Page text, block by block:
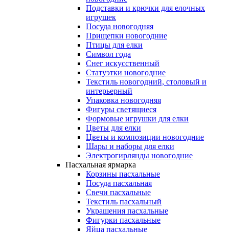
Подставки и крючки для елочных
игрушек
Посуда новогодняя
Прищепки новогодние
Птицы для елки
Символ года
Снег искусственный
Статуэтки новогодние
Текстиль новогодний, столовый и
интерьерный
Упаковка новогодняя
Фигуры светящиеся
Формовые игрушки для елки
Цветы для елки
Цветы и композиции новогодние
Шары и наборы для елки
Электрогирлянды новогодние
Пасхальная ярмарка
Корзины пасхальные
Посуда пасхальная
Свечи пасхальные
Текстиль пасхальный
Украшения пасхальные
Фигурки пасхальные
Яйца пасхальные